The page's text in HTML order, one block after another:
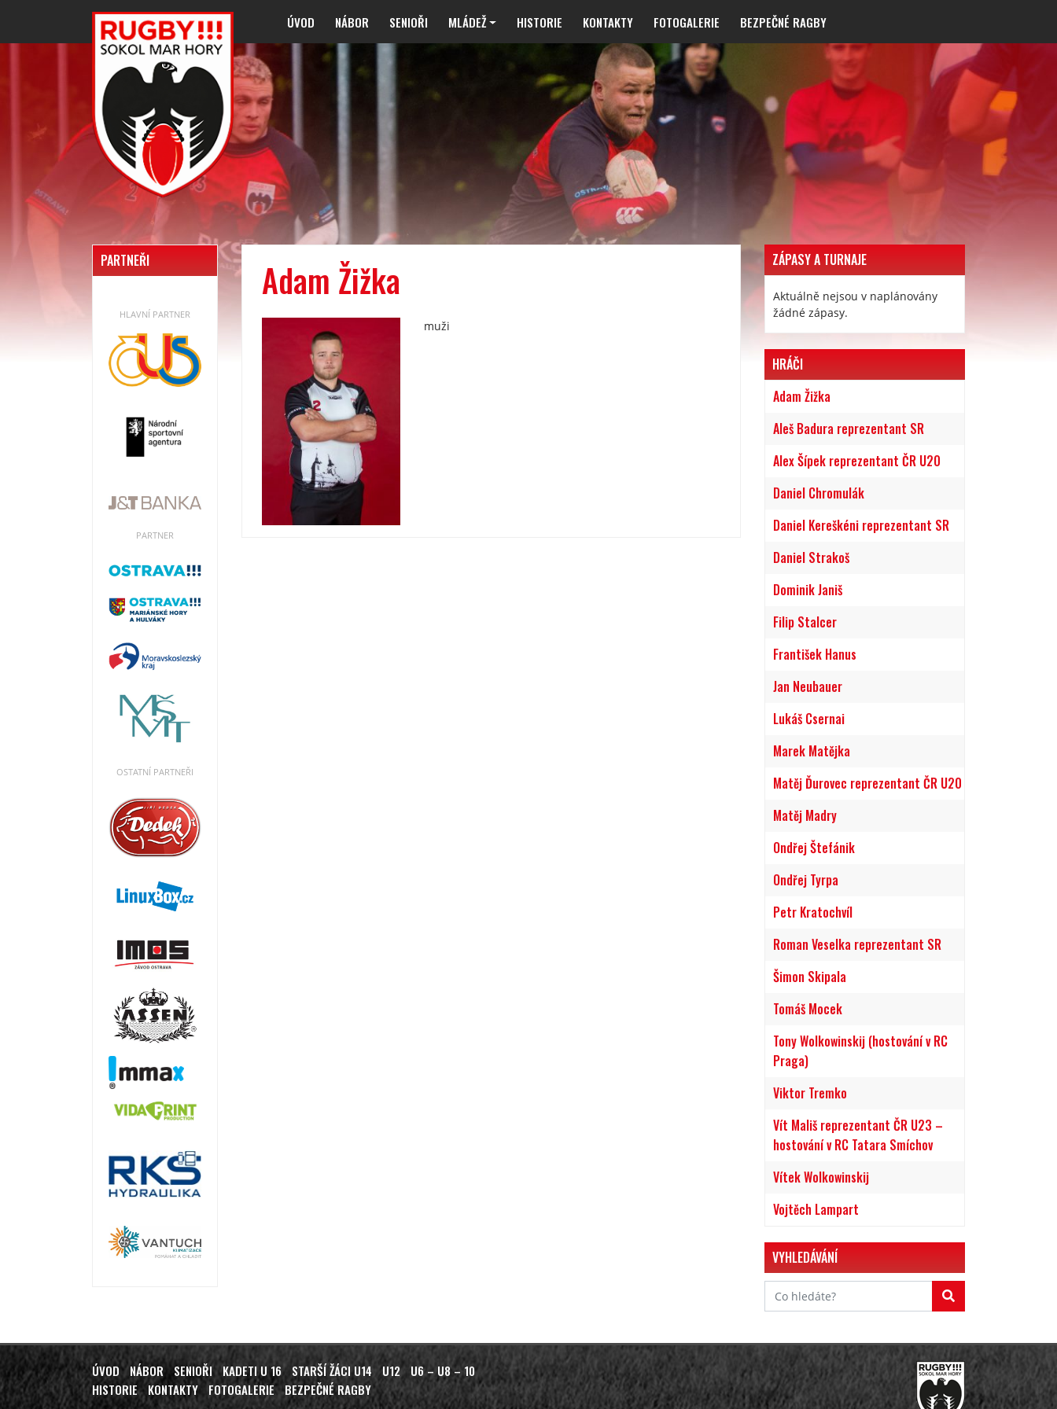
ÚVOD NÁBOR SENIOŘI MLÁDEŽ HISTORIE KONTAKTY FOTOGALERIE BEZPEČNÉ RAGBY
PARTNEŘI
HLAVNÍ PARTNER
PARTNER
OSTATNÍ PARTNEŘI
Adam Žižka
muži
ZÁPASY A TURNAJE
Aktuálně nejsou v naplánovány
žádné zápasy.
HRÁČI
Adam Žižka
Aleš Badura reprezentant SR
Alex Šípek reprezentant ČR U20
Daniel Chromulák
Daniel Kereškéni reprezentant SR
Daniel Strakoš
Dominik Janiš
Filip Stalcer
František Hanus
Jan Neubauer
Lukáš Csernai
Marek Matějka
Matěj Ďurovec reprezentant ČR U20
Matěj Madry
Ondřej Štefánik
Ondřej Tyrpa
Petr Kratochvíl
Roman Veselka reprezentant SR
Šimon Skipala
Tomáš Mocek
Tony Wolkowinskij (hostování v RC
Praga)
Viktor Tremko
Vít Mališ reprezentant ČR U23 –
hostování v RC Tatara Smíchov
Vítek Wolkowinskij
Vojtěch Lampart
VYHLEDÁVÁNÍ
ÚVOD NÁBOR SENIOŘI KADETI U 16 STARŠÍ ŽÁCI U14 U12
U6 – U8 – 10
HISTORIE
KONTAKTY FOTOGALERIE BEZPEČNÉ RAGBY